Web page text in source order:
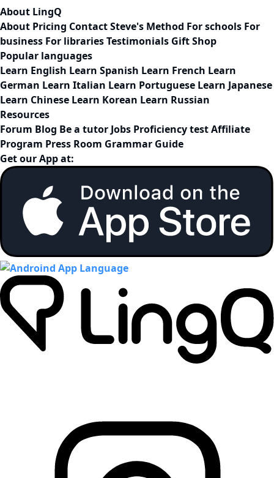
About LingQ
About Pricing ContactSteve's Method For schools For
business For librariesTestimonials Gift Shop
Popular languages
Learn English Learn Spanish Learn French Learn
German Learn Italian Learn Portuguese Learn Japanese
Learn Chinese Learn Korean Learn Russian
Resources
Forum Blog Be a tutor Jobs Proficiency testAffiliate
Program Press Room Grammar Guide
Get our App at: